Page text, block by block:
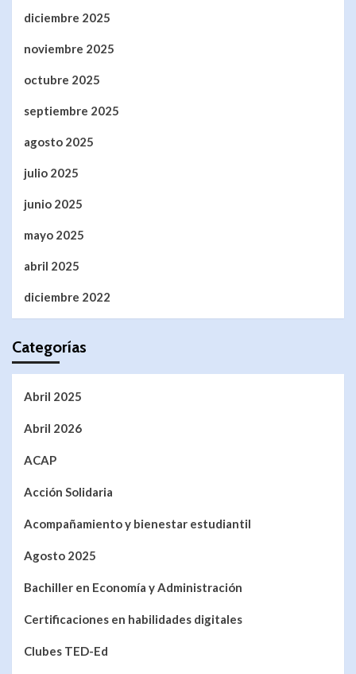
diciembre 2025
noviembre 2025
octubre 2025
septiembre 2025
agosto 2025
julio 2025
junio 2025
mayo 2025
abril 2025
diciembre 2022
Categorías
Abril 2025
Abril 2026
ACAP
Acción Solidaria
Acompañamiento y bienestar estudiantil
Agosto 2025
Bachiller en Economía y Administración
Certificaciones en habilidades digitales
Clubes TED-Ed